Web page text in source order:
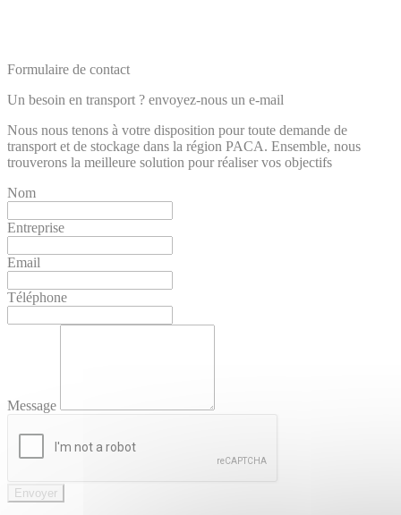
Formulaire de contact
Un besoin en transport ? envoyez-nous un e-mail
Nous nous tenons à votre disposition pour toute demande de
transport et de stockage dans la région PACA. Ensemble, nous
trouverons la meilleure solution pour réaliser vos objectifs
Nom
Entreprise
Email
Téléphone
Message
Envoyer